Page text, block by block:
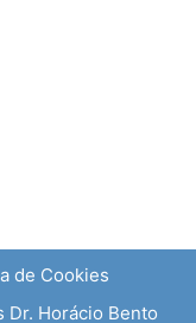
de Cookies
Dr. Horácio Bento